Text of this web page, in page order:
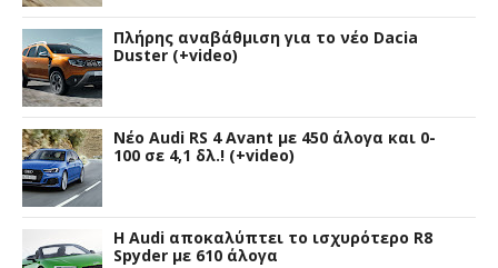
Πλήρης αναβάθμιση για το νέο Dacia
Duster (+video)
Νέο Audi RS 4 Avant με 450 άλογα και 0-
100 σε 4,1 δλ.! (+video)
Η Audi αποκαλύπτει το ισχυρότερο R8
Spyder με 610 άλογα